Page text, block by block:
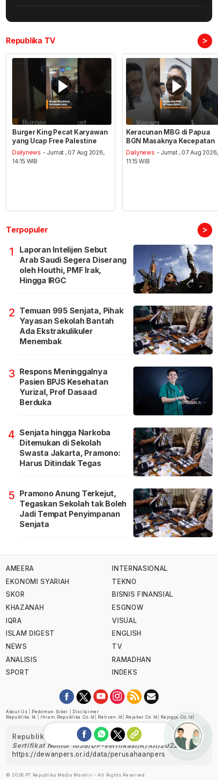
Republika TV >
Burger King Pecat Karyawan
yang Ucap Free Palestine
Dailynews - Jumat , 07 Aug 2026,
14:15 WIB
Keracunan MBG di Papua
BGN Masaknya Kecepatan
Dailynews - Jumat , 07 Aug 2026,
11:15 WIB
Terpopuler >
1
Laporan Intelijen Sebut
Arab Saudi Segera Diserang
oleh Houthi, PMF Irak,
Hingga IRGC
2 Temuan 995 Senjata, Pihak
Yayasan Sekolah Bantah
Ada Ekstrakulikuler
Menembak
3 Respons Meninggalnya
Pasien BPJS Kesehatan
Yurizal, Prof Dasaad
Berduka
4 Senjata hingga Narkoba
Ditemukan di Sekolah
Swasta Jakarta, Pramono:
Harus Ditindak Tegas
5 Pramono Anung Terkejut,
Tegaskan Sekolah tak Boleh
Jadi Tempat Penyimpanan
Senjata
AMEERA
EKONOMI SYARIAH
SKOR
KHAZANAH
IQRA
ISLAM DIGEST
NEWS
ANALISIS
SPORT
INTERNASIONAL
TEKNO
BISNIS FINANSIAL
ESGNOW
VISUAL
ENGLISH
TV
RAMADHAN
INDEKS
About Us Pedoman Siber
Disclaimer
Republika.id
Ihram.republika.co.id Retizen.id Rejabar.co.id Rejogja.co.id
Republika telah diverifikasi oleh Dewan Pers
Sertifikat Nomor 1058/DP-Verifikasi/K/XII/2022
https://dewanpers.or.id/data/perusahaanpers
© 2026 PT Republika Media Mandiri - All Rights Reserved.